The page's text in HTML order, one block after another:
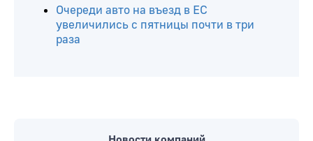
Очереди авто на въезд в ЕС
увеличились с пятницы почти в три
раза